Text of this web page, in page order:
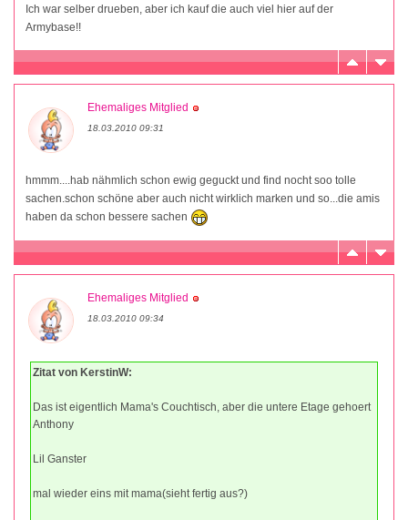
Ich war selber drueben, aber ich kauf die auch viel hier auf der
Armybase!!
Ehemaliges Mitglied
18.03.2010 09:31
hmmm....hab nähmlich schon ewig geguckt und find nocht soo tolle
sachen.schon schöne aber auch nicht wirklich marken und so...die amis
haben da schon bessere sachen
Ehemaliges Mitglied
18.03.2010 09:34
Zitat von KerstinW:
Das ist eigentlich Mama's Couchtisch, aber die untere Etage gehoert
Anthony
Lil Ganster
mal wieder eins mit mama(sieht fertig aus?)